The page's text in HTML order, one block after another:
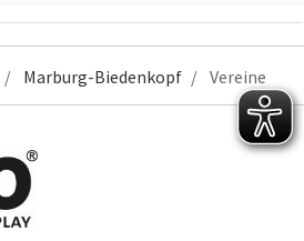
Marburg-Biedenkopf Vereine